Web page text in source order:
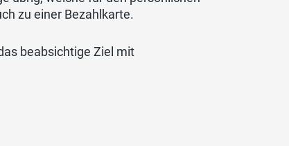
zu einer Bezahlkarte.
beabsichtige Ziel mit